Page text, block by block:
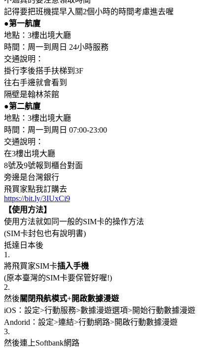
記得要把班機提早入關2個小時的時間考慮進去喔
●第一航廈
地點：3樓出境大廳
時間：周一到周日 24小時服務
交通說明：
掛行李後搭手扶梯到3F
往右手邊就會看到
隔壁是翰林茶館
●第二航廈
地點：3樓出境大廳
時間：周一到周日 07:00-23:00
交通說明：
在3樓出境大廳
8號及9號報到櫃台對面
旁邊是台灣銀行
飛買家點我訂購去
https://bit.ly/3IUxCi9
【使用方法】
使用方法就如同一般的SIM卡的操作方法
(SIM卡封包也有說明書)
抵達日本後
1.
將飛買家SIM卡插入手機
(原本臺灣的SIM卡要保管好喔!)
2.
然後 關閉飛航模式+開啟數據漫遊
iOS：設定>行動服務>數據漫遊選項>開始行動數據漫遊
Andorid：設定>連結>行動網路>開啟行動數據漫遊
3.
然後連上Softbank網路